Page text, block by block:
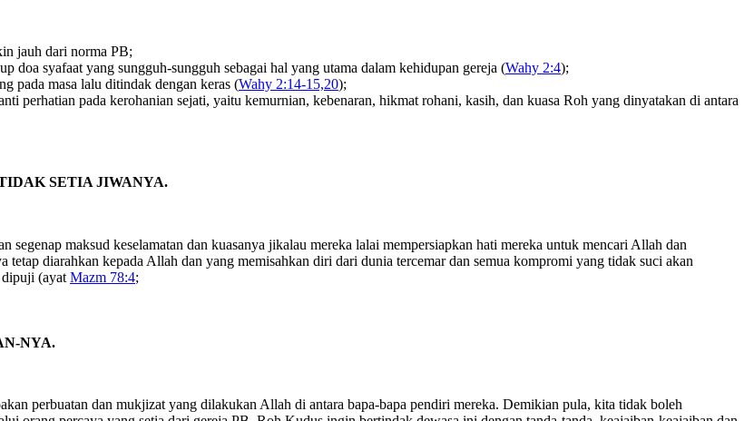
jauh dari norma PB;
doa syafaat yang sungguh-sungguh sebagai hal yang utama dalam kehidupan gereja (Wahy 2:4);
pada masa lalu ditindak dengan keras (Wahy 2:14-15,20);
perhatian pada kerohanian sejati, yaitu kemurnian, kebenaran, hikmat rohani, kasih, dan kuasa Roh yang dinyatakan di antara
SETIA JIWANYA.
maksud keselamatan dan kuasanya jikalau mereka lalai mempersiapkan hati mereka untuk mencari Allah dan
diarahkan kepada Allah dan yang memisahkan diri dari dunia tercemar dan semua kompromi yang tidak suci akan
dipuji (ayat Mazm 78:4;
NYA.
perbuatan dan mukjizat yang dilakukan Allah di antara bapa-bapa pendiri mereka. Demikian pula, kita tidak boleh